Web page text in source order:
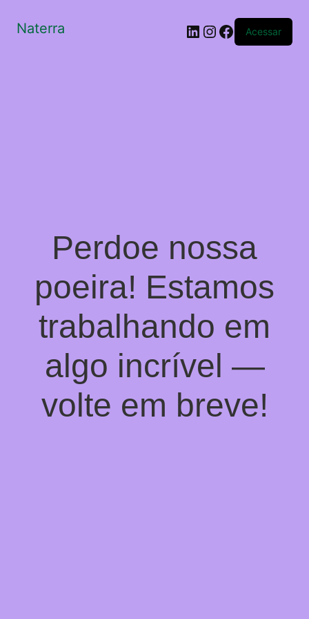
Naterra LinkedIn
Instagram
Facebook
Acessar
Perdoe nossa
poeira! Estamos
trabalhando em
algo incrível —
volte em breve!